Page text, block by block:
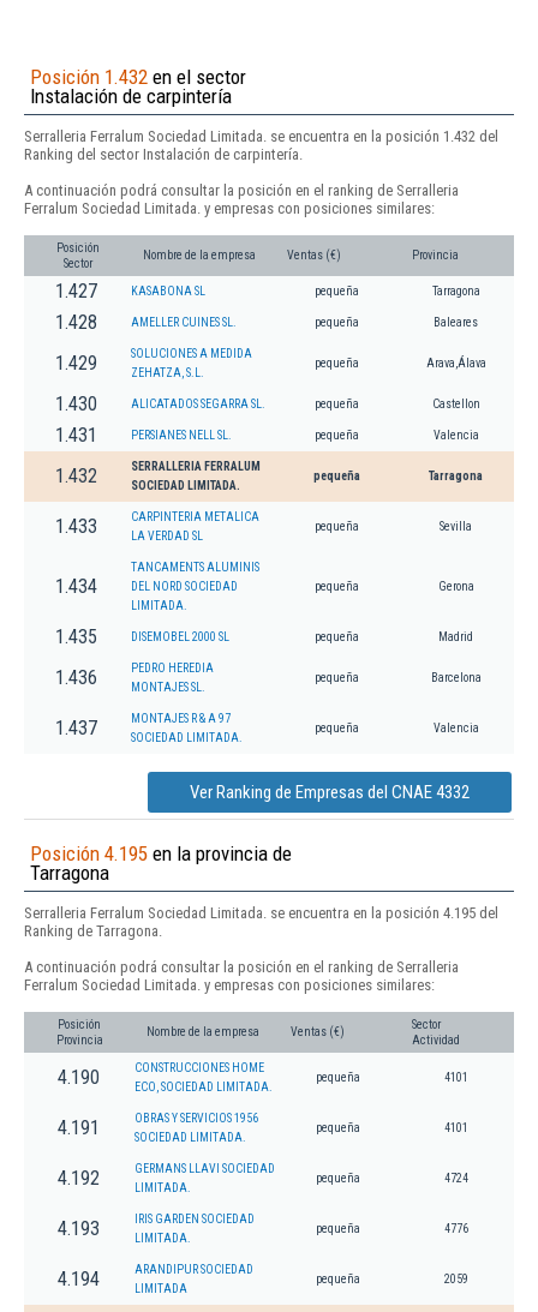
Posición 1.432 en el sector
Instalación de carpintería
Serralleria Ferralum Sociedad Limitada. se encuentra en la posición 1.432 del
Ranking del sector Instalación de carpintería.
A continuación podrá consultar la posición en el ranking de Serralleria
Ferralum Sociedad Limitada. y empresas con posiciones similares:
Posición
Sector
Nombre de la empresa Ventas (€) Provincia
1.427 KASABONA SL pequeña Tarragona
1.428 AMELLER CUINES SL. pequeña Baleares
1.429
SOLUCIONES A MEDIDA
ZEHATZA, S.L.
pequeña Arava,Álava
1.430 ALICATADOS SEGARRA SL. pequeña Castellon
1.431 PERSIANES NELL SL. pequeña Valencia
1.432
SERRALLERIA FERRALUM
SOCIEDAD LIMITADA.
pequeña Tarragona
1.433
CARPINTERIA METALICA
LA VERDAD SL
pequeña Sevilla
1.434
TANCAMENTS ALUMINIS
DEL NORD SOCIEDAD
LIMITADA.
pequeña Gerona
1.435 DISEMOBEL 2000 SL pequeña Madrid
1.436
PEDRO HEREDIA
MONTAJES SL.
pequeña Barcelona
1.437
MONTAJES R & A 97
SOCIEDAD LIMITADA.
pequeña Valencia
Ver Ranking de Empresas del CNAE 4332
Posición 4.195 en la provincia de
Tarragona
Serralleria Ferralum Sociedad Limitada. se encuentra en la posición 4.195 del
Ranking de Tarragona.
A continuación podrá consultar la posición en el ranking de Serralleria
Ferralum Sociedad Limitada. y empresas con posiciones similares:
Posición
Provincia
Nombre de la empresa Ventas (€)
Sector
Actividad
4.190
CONSTRUCCIONES HOME
ECO, SOCIEDAD LIMITADA.
pequeña 4101
4.191
OBRAS Y SERVICIOS 1956
SOCIEDAD LIMITADA.
pequeña 4101
4.192
GERMANS LLAVI SOCIEDAD
LIMITADA.
pequeña 4724
4.193
IRIS GARDEN SOCIEDAD
LIMITADA.
pequeña 4776
4.194
ARANDIPUR SOCIEDAD
LIMITADA
pequeña 2059